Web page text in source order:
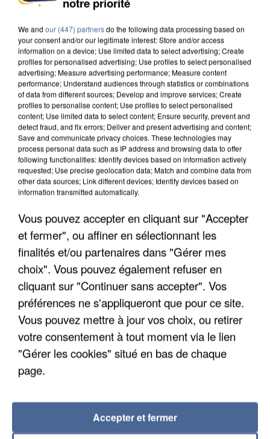
COULÉE DE BOUE EN HAUTE-SAVOIE
LES DONNÉES DE 300 000 CLIENTS DÉROBÉES À
INTERMARCHÉ APRÈS UNE...
We and our (447) partnersdo the following data processing based on
your consent and/or our legitimate interest: Store and/or access
information on a device; Use limited data to select advertising; Create
profiles for personalised advertising; Use profiles to select personalised
advertising; Measure advertising performance; Measure content
performance; Understand audiences through statistics or combinations
of data from different sources; Develop and improve services; Create
profiles to personalise content; Use profiles to select personalised
content; Use limited data to select content; Ensure security, prevent and
detect fraud, and fix errors; Deliver and present advertising and content;
Save and communicate privacy choices. These technologies may
process personal data such as IP address and browsing data to offer
following functionalities: Identify devices based on information actively
requested; Use precise geolocation data; Match and combine data from
other data sources; Link different devices; Identify devices based on
information transmitted automatically.
Vous pouvez accepter en cliquant sur "Accepter
et fermer", ou affiner en sélectionnant les
finalités et/ou partenaires dans "Gérer mes
choix". Vous pouvez également refuser en
cliquant sur "Continuer sans accepter". Vos
préférences ne s'appliqueront que pour ce site.
Vous pouvez mettre à jour vos choix, ou retirer
votre consentement à tout moment via le lien
"Gérer les cookies" situé en bas de chaque
page.
Accepter et fermer